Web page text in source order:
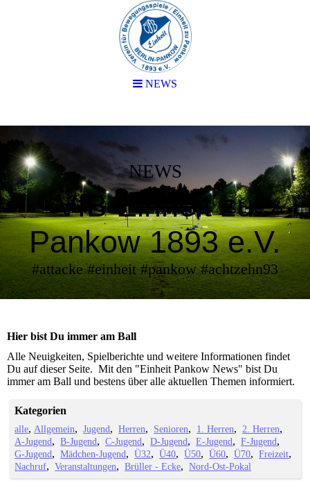
NEWS
VfB Einheit zu
Pankow 1893 e.V.
#attacke #einheit #pankow #achtzehn93
Hier bist Du immer am Ball
Alle Neuigkeiten, Spielberichte und weitere Informationen findet
Du auf dieser Seite. Mit den "Einheit Pankow News" bist Du
immer am Ball und bestens über alle aktuellen Themen informiert.
Kategorien
alle Allgemein Jugend Herren Senioren 1. Herren
2. Herren
A-Jugend
B-Jugend C-Jugend D-Jugend E-Jugend
F-Jugend
G-Jugend
Mädchen-Jugend Ü32 Ü40 Ü50 Ü60 Ü70
Freizeit
Nachruf
Veranstaltungen Brüller - Ecke Nord-Ost-Pokal
NEWS